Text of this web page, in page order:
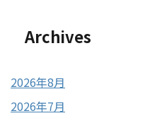
Archives
2026年8月
2026年7月